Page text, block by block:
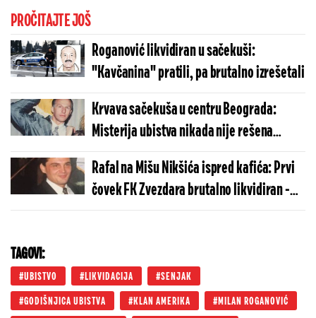
PROČITAJTE JOŠ
Roganović likvidiran u sačekuši:
"Kavčanina" pratili, pa brutalno izrešetali
Krvava sačekuša u centru Beograda:
Misterija ubistva nikada nije rešena
(FOTO)
Rafal na Mišu Nikšića ispred kafića: Prvi
čovek FK Zvezdara brutalno likvidiran -
Ubistvo kao simbol krvavog niza zločina u
TAGOVI:
UBISTVO LIKVIDACIJA SENJAK
GODIŠNJICA UBISTVA KLAN AMERIKA MILAN ROGANOVIĆ